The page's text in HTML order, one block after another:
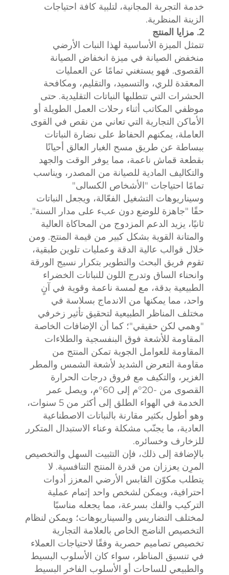
خدمة التجربة المجانية، لتلبية كافة احتياجات
الزينة المنظرية.
2. مزايا المنتج
تتمثل الميزة الأساسية لهذا النبات الأرضي
منخفض الصيانة في ميزة انخفاض الصيانة
القصوى. فهو يستغني تمامًا عن العمليات
المعقدة للري، والتسميد، والتقليم، ومكافحة
الحشرات التي تتطلبها النباتات التقليدية. حتى
موظفي المكاتب أثناء رحلات العمل الطويلة أو
الأماكن التجارية التي تعاني من نقص في القوى
العاملة، يمكنهم الحفاظ على نضارة النباتات
ببساطة عن طريق مسح الغبار العالق أحيانًا
بقطعة قماش ناعمة، مما يوفر الوقت والجهد
والتكاليف المادية للصيانة من المصدر، ويناسب
تمامًا احتياجات "الأشخاص الكسالى"
وسيناريوهات التشغيل الفعّالة، ويجعل النباتات
حقًا "جاهزة للوضع دون عبء على مدار السنة".
ثانيًا، يزيد الدعم المزدوج من المحاكاة العالية
والمتانة القوية بشكل كبير من قيمة المنتج. ومن
خلال قوالب عالية الدقة وعمليات تلوين طبقية،
تقوم فريق البحث والتطوير بتكرار نسيج الورقة
وانحناء الساق وتدرج اللون للنباتات الخضراء
الطبيعية بدقة، مع لمسة ناعمة وقوية في آنٍ
واحد، مما يمكنها من الاندماج بسلاسة في
مختلف المناظر الطبيعية لتحقيق تأثير زخرفي
"وهمي لكن حقيقي"؛ كما أن الإضافات الخاصة
المقاومة للأشعة فوق البنفسجية والطلاءات
المقاومة للعوامل الجوية تمكن المنتج من
مقاومة التعرض الشديد لأشعة الشمس والمطر
الغزير، والتكيف مع فروق درجات الحرارة
القصوى من -20°م إلى 60°م، ويصل عمر
الخدمة في الهواء الطلق إلى أكثر من 5 سنوات،
وهو أطول بكثير مقارنة بالنباتات الاصطناعية
العادية، ما يجنّب مشكلة وعناء الاستبدال المتكرر
للزخارف وخسائره.
بالإضافة إلى ذلك، فإن التثبيت السهل والتخصيص
المرِن يعززان من قدرة المنتج التنافسية. لا
يتطلب مكوّن القابس الأرضي المعزز أدوات
احترافية، ويمكن لشخص واحد إتمام عملية
التركيب والفك بسرعة، مما يجعله مناسبًا
لمختلف التضاريس والسيناريوهات؛ ويمكن لنظام
التخصيص الناضج الخاص بالعلامة التجارية
تخصيص تصاميم حصرية وفقًا لاحتياجات العملاء
في تنسيق المناظر، سواء كان الأسلوب البسيط
والطبيعي للساحات أو الأسلوب الفاخر البسيط